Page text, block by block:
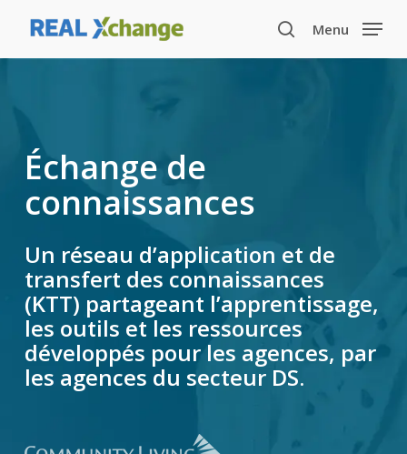
main
search
Menu
Échange de
connaissances
Un réseau d’application et de
transfert des connaissances
(KTT) partageant l’apprentissage,
les outils et les ressources
développés pour les agences, par
les agences du secteur DS.